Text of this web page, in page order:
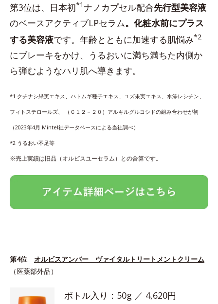
第3位は、日本初*1ナノカプセル配合先行型美容液
のベースアクティブLPセラム。化粧水前にプラス
する美容液です。年齢とともに加速する肌悩み*2
にブレーキをかけ、うるおいに満ち満ちた内側か
ら弾むようなハリ肌へ導きます。
*1 クチナシ果実エキス、ハトムギ種子エキス、ユズ果実エキス、水添レシチン、
フィトステロールズ、 （Ｃ１２－２０）アルキルグルコシドの組み合わせが初
（2023年4月 Mintel社データベースによる当社調べ）
*2 うるおい不足等
※売上実績は旧品（オルビスユーセラム）との合算です。
第4位
オルビスアンバー ヴァイタルトリートメントクリーム
（医薬部外品）
ボトル入り：50g ／ 4,620円